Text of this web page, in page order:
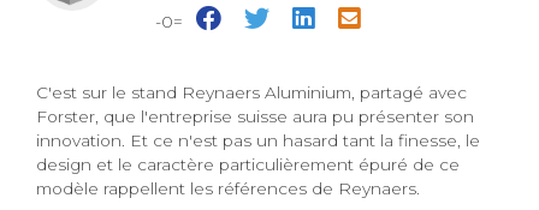
-0=
C'est sur le stand Reynaers Aluminium, partagé avec
Forster, que l'entreprise suisse aura pu présenter son
innovation. Et ce n'est pas un hasard tant la finesse, le
design et le caractère particulièrement épuré de ce
modèle rappellent les références de Reynaers.